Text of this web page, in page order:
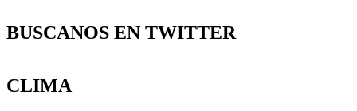
BUSCANOS EN TWITTER
CLIMA